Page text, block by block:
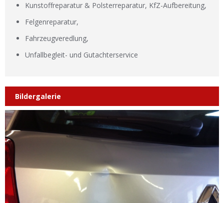
Kunstoffreparatur & Polsterreparatur, KfZ-Aufbereitung,
Felgenreparatur,
Fahrzeugveredlung,
Unfallbegleit- und Gutachterservice
Bildergalerie